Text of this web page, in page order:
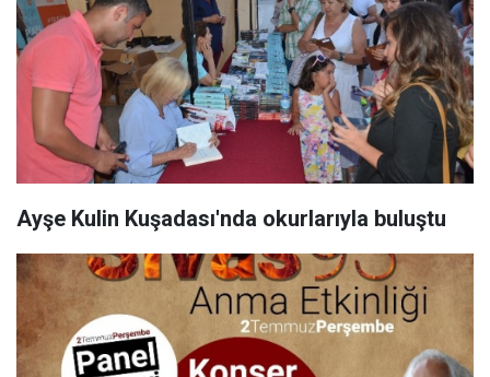
Ayşe Kulin Kuşadası'nda okurlarıyla buluştu